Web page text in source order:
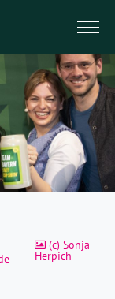
(c) Sonja
Herpich